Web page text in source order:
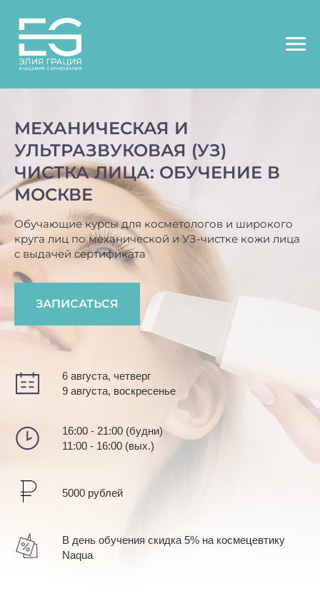
МЕХАНИЧЕСКАЯ И
УЛЬТРАЗВУКОВАЯ (УЗ)
ЧИСТКА ЛИЦА: ОБУЧЕНИЕ В
МОСКВЕ
Обучающие курсы для косметологов и широкого
круга лиц по механической и УЗ-чистке кожи лица
с выдачей сертификата
ЗАПИСАТЬСЯ
6 августа, четверг
9 августа, воскресенье
16:00 - 21:00 (будни)
11:00 - 16:00 (вых.)
5000 рублей
В день обучения скидка 5% на космецевтику
Naqua